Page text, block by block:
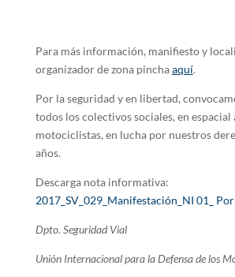
Para más información, manifiesto y
organizador de zona pinchaaquí.
Por la seguridad y en libertad,
todos los colectivos sociales, en espacial
motociclistas, en lucha por nuestros
años.
Descarga nota informativa:
2017_SV_029_Manifestación_NI 01_
Dpto. Seguridad Vial
Unión Internacional para la Defensa de los